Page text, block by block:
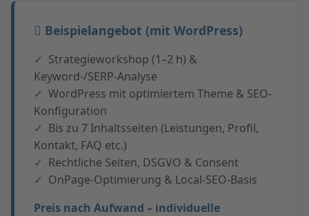
Beispielangebot (mit WordPress)
Strategieworkshop (1–2 h) &
Keyword-/SERP-Analyse
WordPress mit optimiertem Theme & SEO-
Konfiguration
Bis zu 7 Inhaltsseiten (Leistungen, Profil,
Kontakt, FAQ etc.)
Rechtliche Seiten, DSGVO & Consent
OnPage-Optimierung & Local-SEO-Basis
Preis nach Aufwand – individuelle